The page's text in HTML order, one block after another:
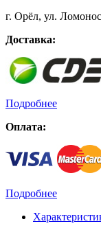
г. Орёл, ул.
Доставка:
Подробнее
Оплата:
Подробнее